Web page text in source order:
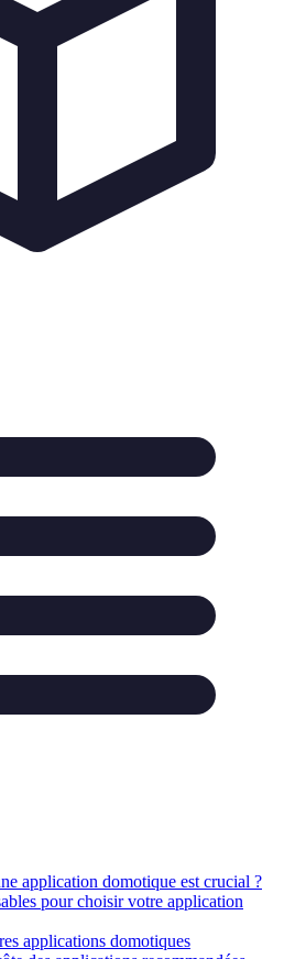
application domotique est crucial ?
pour choisir votre application
applications domotiques